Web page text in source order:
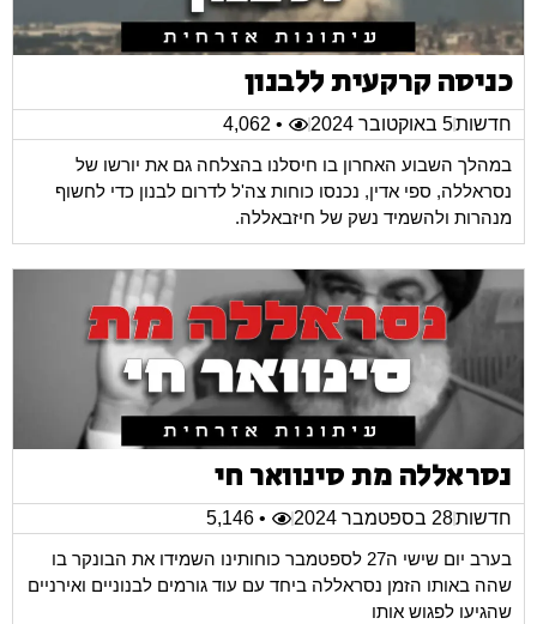
כניסה קרקעית ללבנון
חדשות5 באוקטובר 2024
• 4,062
במהלך השבוע האחרון בו חיסלנו בהצלחה גם את יורשו של
נסראללה, ספי אדין, נכנסו כוחות צה'ל לדרום לבנון כדי לחשוף
מנהרות ולהשמיד נשק של חיזבאללה.
נסראללה מת סינוואר חי
חדשות28 בספטמבר 2024
• 5,146
בערב יום שישי ה27 לספטמבר כוחותינו השמידו את הבונקר בו
שהה באותו הזמן נסראללה ביחד עם עוד גורמים לבנוניים ואירניים
שהגיעו לפגוש אותו